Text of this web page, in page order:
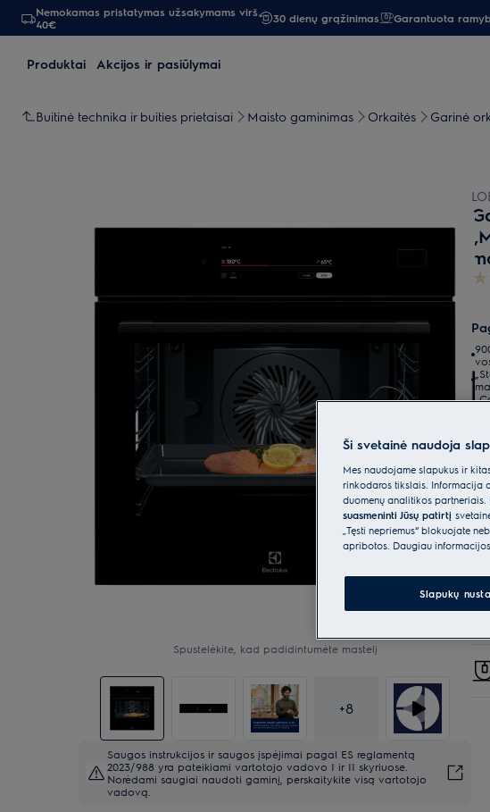
Nemokamas pristatymas užsakymams virš
40€
30 dienų grąžinimas Garantuota
Produktai Akcijos ir pasiūlymai
Buitinė technika ir buities prietaisai Maisto gaminimas Orkaitės Garinė
Spustelėkite, kad padidintumėte mastelį
+8
Saugos instrukcijos ir saugos įspėjimai pagal ES reglamentą
2023/988 yra pateikiami vartotojo vadovo I ir II skyriuose.
Norėdami saugiai naudoti gaminį, perskaitykite visą vartotojo
vadovą.
Ši svetainė naudoja
Mes naudojame slapukus ir
rinkodaros tikslais. Informacija
duomenų analitikos partneriais.
suasmeninti Jūsų patirtį
„Tęsti nepriėmus“ blokuojate
apribotos. Daugiau
Slapukų